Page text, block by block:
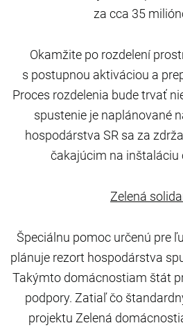
za cca 35
Okamžite po rozdelení
s postupnou aktiváciou a
Proces rozdelenia bude trvať
spustenie jenaplánované
hospodárstva SR sa za
čakajúcim na inštaláciu
Zelená
Špeciálnu pomoc určenú pre
plánuje rezort hospodárstva
Takýmto domácnostiam štát
podpory. Zatiaľ čo
projektu Zelená